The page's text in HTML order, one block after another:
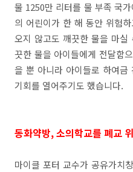
물 1250만 리터를 물 부족 국
의 어린이가 한 해 동안 위험
오지 않고도 깨끗한 물을 마
끗한 물을 아이들에게 전달함
을 뿐 아니라 아이들로 하여
기회를 열어주기도 했습니다.
동화약방, 소의학교를 폐교
마이클 포터 교수가 공유가치